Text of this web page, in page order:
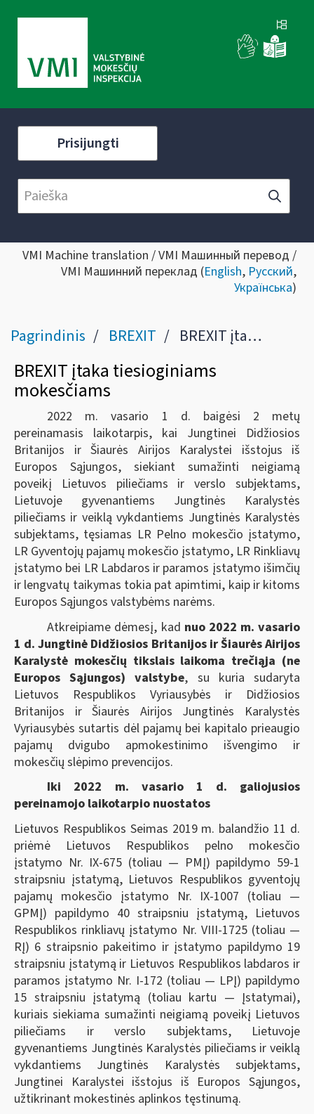
Prisijungti
VMI Machine translation / VMI Машинный перевод /
VMI Машинний переклад (English, Русский,
Українська)
Pagrindinis BREXIT BREXIT įtaka tiesioginiams mokesčiams
BREXIT įtaka tiesioginiams
mokesčiams
2022 m. vasario 1 d. baigėsi 2 metų
pereinamasis laikotarpis, kai Jungtinei Didžiosios
Britanijos ir Šiaurės Airijos Karalystei išstojus iš
Europos Sąjungos, siekiant sumažinti neigiamą
poveikį Lietuvos piliečiams ir verslo subjektams,
Lietuvoje gyvenantiems Jungtinės Karalystės
piliečiams ir veiklą vykdantiems Jungtinės Karalystės
subjektams, tęsiamas LR Pelno mokesčio įstatymo,
LR Gyventojų pajamų mokesčio įstatymo, LR Rinkliavų
įstatymo bei LR Labdaros ir paramos įstatymo išimčių
ir lengvatų taikymas tokia pat apimtimi, kaip ir kitoms
Europos Sąjungos valstybėms narėms.
Atkreipiame dėmesį, kad nuo 2022 m. vasario
1 d. Jungtinė Didžiosios Britanijos ir Šiaurės Airijos
Karalystė mokesčių tikslais laikoma trečiąja (ne
Europos Sąjungos) valstybe, su kuria sudaryta
Lietuvos Respublikos Vyriausybės ir Didžiosios
Britanijos ir Šiaurės Airijos Jungtinės Karalystės
Vyriausybės sutartis dėl pajamų bei kapitalo prieaugio
pajamų dvigubo apmokestinimo išvengimo ir
mokesčių slėpimo prevencijos.
Iki 2022 m. vasario 1 d. galiojusios
pereinamojo laikotarpio nuostatos
Lietuvos Respublikos Seimas 2019 m. balandžio 11 d.
priėmė Lietuvos Respublikos pelno mokesčio
įstatymo Nr. IX-675 (toliau — PMĮ) papildymo 59-1
straipsniu įstatymą, Lietuvos Respublikos gyventojų
pajamų mokesčio įstatymo Nr. IX-1007 (toliau —
GPMĮ) papildymo 40 straipsniu įstatymą, Lietuvos
Respublikos rinkliavų įstatymo Nr. VIII-1725 (toliau —
RĮ) 6 straipsnio pakeitimo ir įstatymo papildymo 19
straipsniu įstatymą ir Lietuvos Respublikos labdaros ir
paramos įstatymo Nr. I-172 (toliau — LPĮ) papildymo
15 straipsniu įstatymą (toliau kartu — Įstatymai),
kuriais siekiama sumažinti neigiamą poveikį Lietuvos
piliečiams ir verslo subjektams, Lietuvoje
gyvenantiems Jungtinės Karalystės piliečiams ir veiklą
vykdantiems Jungtinės Karalystės subjektams,
Jungtinei Karalystei išstojus iš Europos Sąjungos,
užtikrinant mokestinės aplinkos tęstinumą.